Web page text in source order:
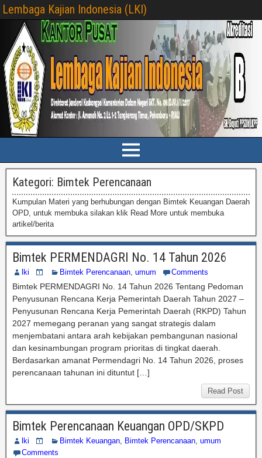
Lembaga Kajian Indonesia (LKI)
Kategori: Bimtek Perencanaan
Kumpulan Materi yang berhubungan dengan Bimtek Keuangan Daerah
OPD, untuk membuka silakan klik Read More untuk membuka
artikel/berita
Bimtek PERMENDAGRI No. 14 Tahun 2026
lki Bimtek Perencanaan, umum Comments
Bimtek PERMENDAGRI No. 14 Tahun 2026 Tentang Pedoman
Penyusunan Rencana Kerja Pemerintah Daerah Tahun 2027 –
Penyusunan Rencana Kerja Pemerintah Daerah (RKPD) Tahun
2027 memegang peranan yang sangat strategis dalam
menjembatani antara arah kebijakan pembangunan nasional
dan kesinambungan program prioritas di tingkat daerah.
Berdasarkan amanat Permendagri No. 14 Tahun 2026, proses
perencanaan tahunan ini dituntut […]
Read Post
Bimtek Perencanaan Keuangan OPD/SKPD
lki Bimtek Keuangan, Bimtek Perencanaan, umum
Comments